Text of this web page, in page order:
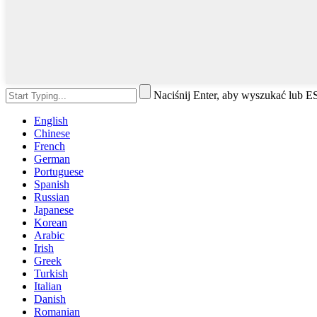
Naciśnij Enter, aby wyszukać lub
English
Chinese
French
German
Portuguese
Spanish
Russian
Japanese
Korean
Arabic
Irish
Greek
Turkish
Italian
Danish
Romanian